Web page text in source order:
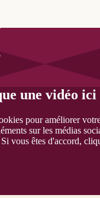
une vidéo ici
pour améliorer
sur les médias
vous êtes d'accord,